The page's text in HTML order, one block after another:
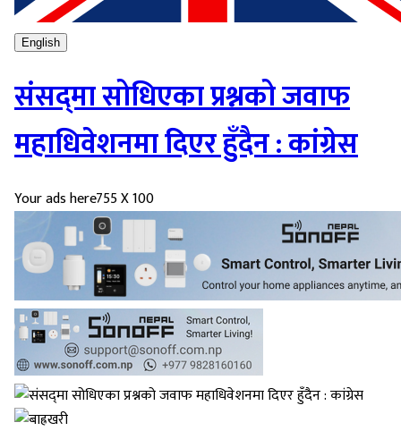
English
संसद्‌मा सोधिएका प्रश्नको जवाफ
महाधिवेशनमा दिएर हुँदैन : कांग्रेस
Your ads here755 X 100